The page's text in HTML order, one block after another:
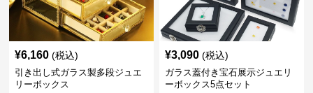
¥6,160 (税込)
引き出し式ガラス製多段ジュエ
リーボックス
¥3,090 (税込)
ガラス蓋付き宝石展示ジュエリ
ーボックス5点セット